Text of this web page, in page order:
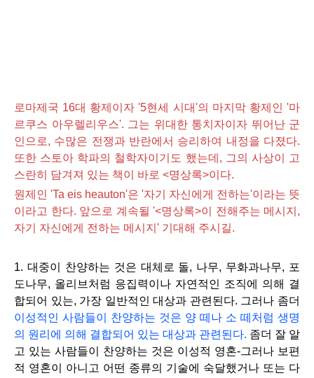
로마제국 16대 황제이자 '5현세 시대'의 마지막 황제인 '마
르쿠스 아우렐리우스'. 그는 위대한 통치자이자 뛰어난 군
인으로, 수많은 전쟁과 반란에서 승리하여 내정을 다졌다.
또한 스토아 학파의 철학자이기도 했는데, 그의 사상이 고
스란히 담겨져 있는 책이 바로 <명상록>이다.
원제인 'Ta eis heauton'은 '자기 자신에게 전하는'이라는 뜻
이라고 한다. 앞으로 계속될 '<명상록>이 전해주는 메시지,
자기 자신에게 전하는 메시지' 기대해 주시길.
1. 대중이 찬양하는 것은 대체로 돌, 나무, 무화과나무, 포
도나무, 올리브처럼 응집력이나 자연적인 조직에 의해 결
합되어 있는, 가장 일반적인 대상과 관련된다. 그러나 좀더
이성적인 사람들이 찬양하는 것은 양 떼나 소 떼처럼 생명
의 원리에 의해 결합되어 있는 대상과 관련된다. 좀더 잘 알
고 있는 사람들이 찬양하는 것은 이성적 영혼-그러나 보편
적 영혼이 아니고 어떤 종류의 기술에 숙달했거나 또는 다